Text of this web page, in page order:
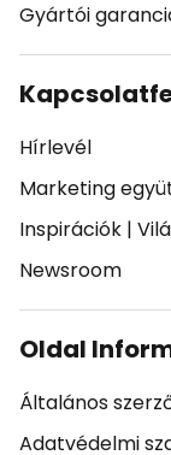
Gyártói
Hírlevél
Marketing
Inspirációk |
Newsroom
Oldal
Általános
Adatvédelmi